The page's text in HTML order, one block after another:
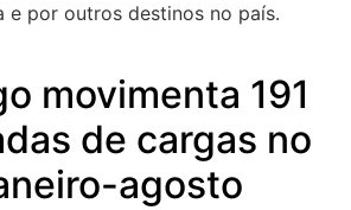
e por outros destinos no país.
movimenta 191
de cargas no
agosto